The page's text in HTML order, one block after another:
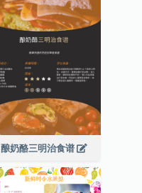
酿奶酪三明治食谱